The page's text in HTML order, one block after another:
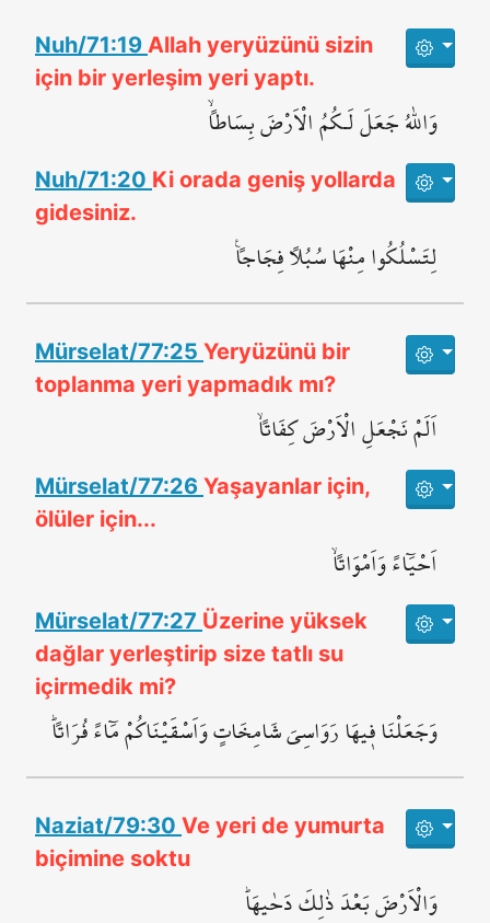
Nuh/71:19 Allah yeryüzünü sizin
için bir yerleşim yeri yaptı.
وَاللّٰهُ جَعَلَ لَـكُمُ الْاَرْضَ بِسَاطاًۙ
Nuh/71:20 Ki orada geniş yollarda
gidesiniz.
لِتَسْلُكُوا مِنْهَا سُبُلاً فِجَاجاً۟
Mürselat/77:25 Yeryüzünü bir
toplanma yeri yapmadık mı?
اَلَمْ نَجْعَلِ الْاَرْضَ كِفَاتاًۙ
Mürselat/77:26 Yaşayanlar için,
ölüler için...
اَحْيَٓاءً وَاَمْوَاتاًۙ
Mürselat/77:27 Üzerine yüksek
dağlar yerleştirip size tatlı su
içirmedik mi?
وَجَعَلْنَا ف۪يهَا رَوَاسِيَ شَامِخَاتٍ وَاَسْقَيْنَاكُمْ مَٓاءً فُرَاتاًۜ
Naziat/79:30 Ve yeri de yumurta
biçimine soktu
وَالْاَرْضَ بَعْدَ ذٰلِكَ دَحٰيهَاۜ